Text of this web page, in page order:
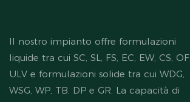
Il nostro impianto offre formulazioni
liquide tra cui SC, SL, FS, EC, EW, CS, OF,
ULV e formulazioni solide tra cui WDG,
WSG, WP, TB, DP e GR. La capacità di